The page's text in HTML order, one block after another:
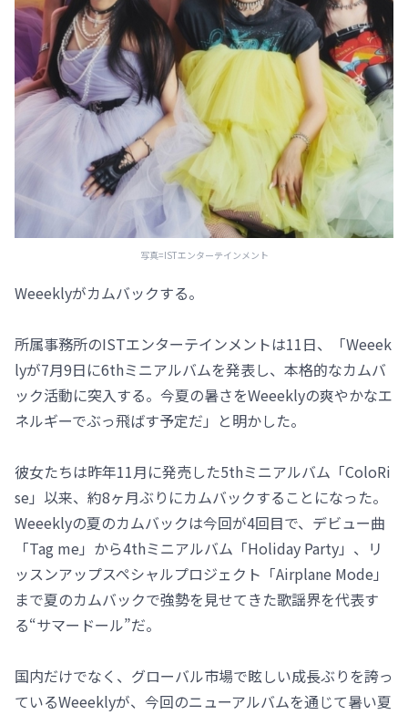
写真=ISTエンターテインメント
Weeeklyがカムバックする。
所属事務所のISTエンターテインメントは11日、「Weeek
lyが7月9日に6thミニアルバムを発表し、本格的なカムバ
ック活動に突入する。今夏の暑さをWeeeklyの爽やかなエ
ネルギーでぶっ飛ばす予定だ」と明かした。
彼女たちは昨年11月に発売した5thミニアルバム「ColoRi
se」以来、約8ヶ月ぶりにカムバックすることになった。
Weeeklyの夏のカムバックは今回が4回目で、デビュー曲
「Tag me」から4thミニアルバム「Holiday Party」、リ
ッスンアップスペシャルプロジェクト「Airplane Mode」
まで夏のカムバックで強勢を見せてきた歌謡界を代表す
る“サマードール”だ。
国内だけでなく、グローバル市場で眩しい成長ぶりを誇っ
ているWeeeklyが、今回のニューアルバムを通じて暑い夏